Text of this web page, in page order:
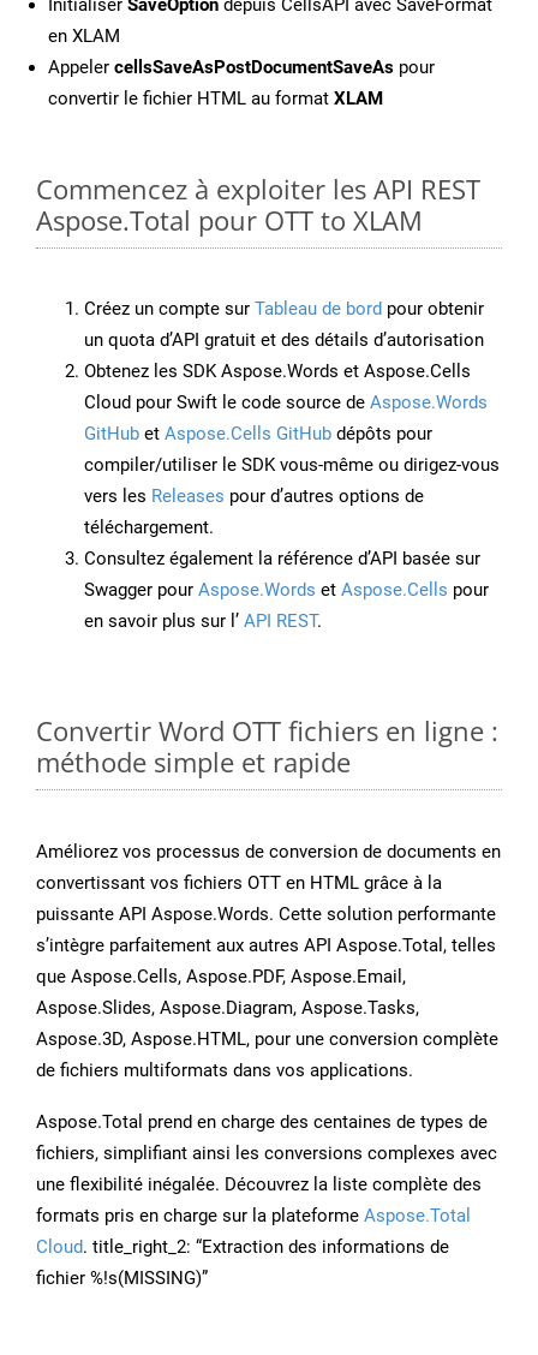
Initialiser SaveOption depuis CellsAPI avec SaveFormat
en XLAM
Appeler cellsSaveAsPostDocumentSaveAs pour
convertir le fichier HTML au format XLAM
Commencez à exploiter les API REST
Aspose.Total pour OTT to XLAM
Créez un compte sur Tableau de bord pour obtenir
un quota d’API gratuit et des détails d’autorisation
Obtenez les SDK Aspose.Words et Aspose.Cells
Cloud pour Swift le code source de Aspose.Words
GitHub et Aspose.Cells GitHub dépôts pour
compiler/utiliser le SDK vous-même ou dirigez-vous
vers les Releases pour d’autres options de
téléchargement.
Consultez également la référence d’API basée sur
Swagger pour Aspose.Words et Aspose.Cells pour
en savoir plus sur l’ API REST.
Convertir Word OTT fichiers en ligne :
méthode simple et rapide
Améliorez vos processus de conversion de documents en
convertissant vos fichiers OTT en HTML grâce à la
puissante API Aspose.Words. Cette solution performante
s’intègre parfaitement aux autres API Aspose.Total, telles
que Aspose.Cells, Aspose.PDF, Aspose.Email,
Aspose.Slides, Aspose.Diagram, Aspose.Tasks,
Aspose.3D, Aspose.HTML, pour une conversion complète
de fichiers multiformats dans vos applications.
Aspose.Total prend en charge des centaines de types de
fichiers, simplifiant ainsi les conversions complexes avec
une flexibilité inégalée. Découvrez la liste complète des
formats pris en charge sur la plateforme Aspose.Total
Cloud. title_right_2: “Extraction des informations de
fichier %!s(MISSING)”